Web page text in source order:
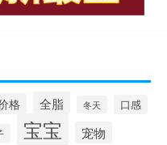
格 全脂 冬天 口感
宝宝 宠物